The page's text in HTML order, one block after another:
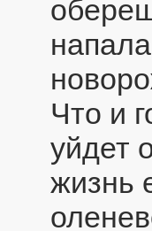
Что и
уйдет
жизнь